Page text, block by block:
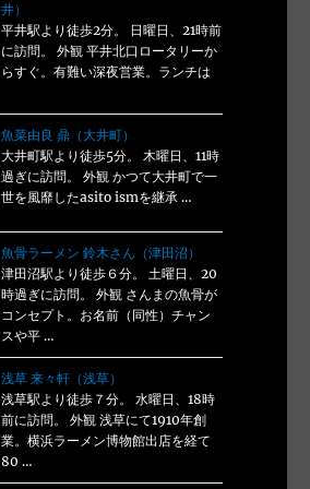
井）
平井駅より徒歩2分。 日曜日、21時前
に訪問。 外観 平井北口ロータリーか
らすぐ。有難い深夜営業。ランチは
魚菜由良 鼎（大井町）
大井町駅より徒歩5分。 木曜日、11時
過ぎに訪問。 外観 かつて大井町で一
世を風靡したasito ismを継承 …
魚骨ラーメン 鈴木さん（津田沼）
津田沼駅より徒歩６分。 土曜日、20
時過ぎに訪問。 外観 さんまの魚骨が
コンセプト。お名前（同性）チャン
スや平 …
浅草 来々軒（浅草）
浅草駅より徒歩７分。 水曜日、18時
前に訪問。 外観 浅草にて1910年創
業。横浜ラーメン博物館出店を経て
80 …